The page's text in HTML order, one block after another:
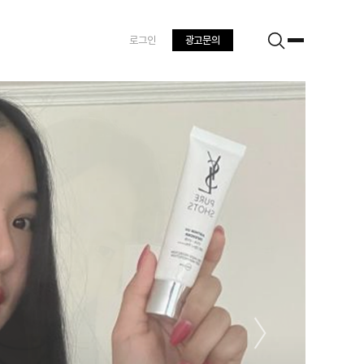
로그인 광고문의